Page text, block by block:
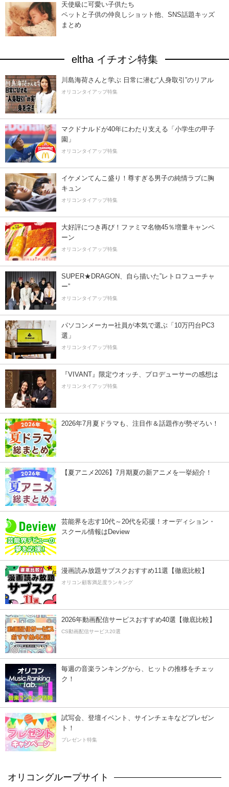
天使級に可愛い子供たち
ペットと子供の仲良しショット他、SNS話題キッズ
まとめ
eltha イチオシ特集
川島海荷さんと学ぶ 日常に潜む“人身取引”のリアル
オリコンタイアップ特集
マクドナルドが40年にわたり支える「小学生の甲子
園」
オリコンタイアップ特集
イケメンてんこ盛り！尊すぎる男子の純情ラブに胸
キュン
オリコンタイアップ特集
大好評につき再び！ファミマ名物45％増量キャンペ
ーン
オリコンタイアップ特集
SUPER★DRAGON、自ら描いた”レトロフューチャ
ー”
オリコンタイアップ特集
パソコンメーカー社員が本気で選ぶ「10万円台PC3
選」
オリコンタイアップ特集
『VIVANT』限定ウオッチ、プロデューサーの感想は
オリコンタイアップ特集
2026年7月夏ドラマも、注目作＆話題作が勢ぞろい！
【夏アニメ2026】7月期夏の新アニメを一挙紹介！
芸能界を志す10代～20代を応援！オーディション・
スクール情報はDeview
漫画読み放題サブスクおすすめ11選【徹底比較】
オリコン顧客満足度ランキング
2026年動画配信サービスおすすめ40選【徹底比較】
CS動画配信サービス20選
毎週の音楽ランキングから、ヒットの推移をチェッ
ク！
試写会、登壇イベント、サインチェキなどプレゼン
ト！
プレゼント特集
オリコングループサイト